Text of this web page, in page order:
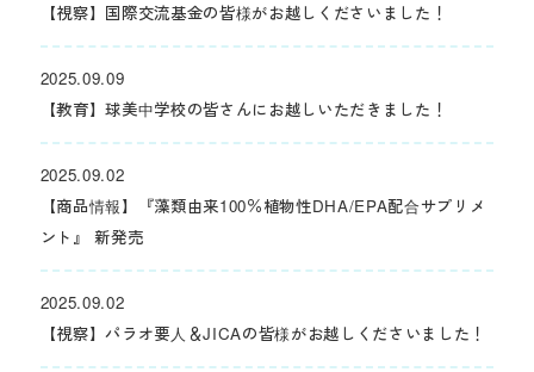
【視察】国際交流基金の皆様がお越しくださいました！
2025.09.09
【教育】球美中学校の皆さんにお越しいただきました！
2025.09.02
【商品情報】『藻類由来100％植物性DHA/EPA配合サプリメ
ント』 新発売
2025.09.02
【視察】パラオ要人＆JICAの皆様がお越しくださいました！